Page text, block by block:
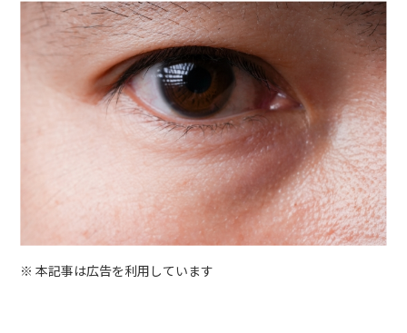
※ 本記事は広告を利用しています